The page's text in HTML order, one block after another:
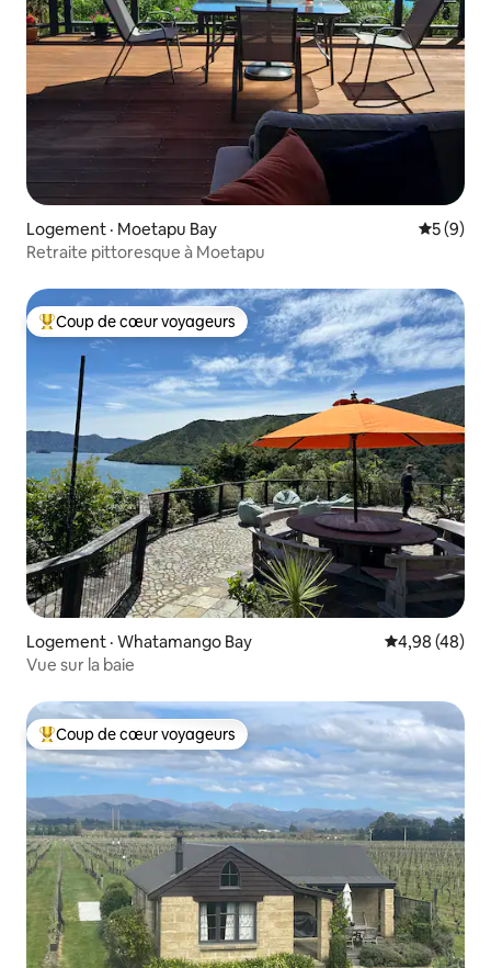
Logement · Moetapu Bay Note
5 (9)
Retraite pittoresque à Moetapu
Coup de cœur voyageurs parmi les plus aimés
Coup de cœur voyageurs
Logement · Whatamango Bay Note
4,98 (48)
Vue sur la baie
Coup de cœur voyageurs parmi les plus aimés
Coup de cœur voyageurs